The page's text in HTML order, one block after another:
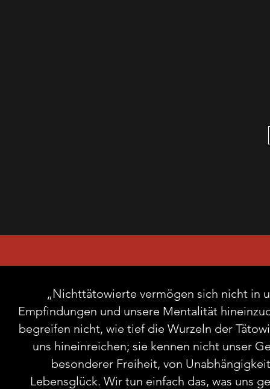
„Nichttätowierte vermögen sich nicht in
Empfindungen und unsere Mentalität
begreifen nicht, wie tief die Wurzeln der
uns hineinreichen; sie kennen nicht unser
besonderer Freiheit, von
Lebensglück. Wir tun einfach das, was uns